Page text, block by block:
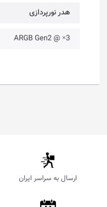
هدر نورپردازی
3× @ ARGB Gen2
ارسال به سراسر ایران